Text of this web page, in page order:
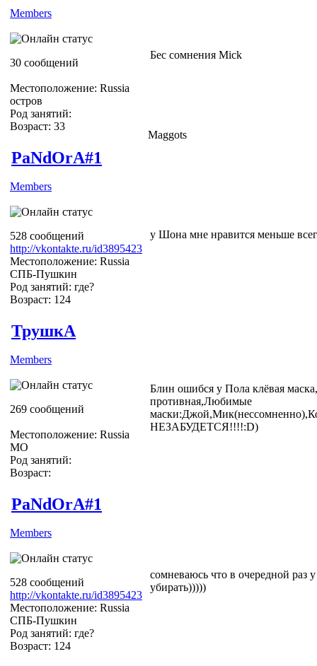
Members
30 сообщений
Местоположение: Russia
остров
Род занятий:
Возраст: 33
Бес сомнения Mick
Maggots
PaNdOrA#1
Members
528 сообщений
http://vkontakte.ru/id3895423
Местоположение: Russia
СПБ-Пушкин
Род занятий: где?
Возраст: 124
у Шона мне нравится меньше
ТрушкА
Members
269 сообщений
Местоположение: Russia
МО
Род занятий:
Возраст:
Блин ошибся у Пола клёвая
противная,Любимые
НЕЗАБУДЕТСЯ!!!!:D)
PaNdOrA#1
Members
528 сообщений
http://vkontakte.ru/id3895423
Местоположение: Russia
СПБ-Пушкин
Род занятий: где?
Возраст: 124
сомневаюсь что в очередной раз
убирать)))))